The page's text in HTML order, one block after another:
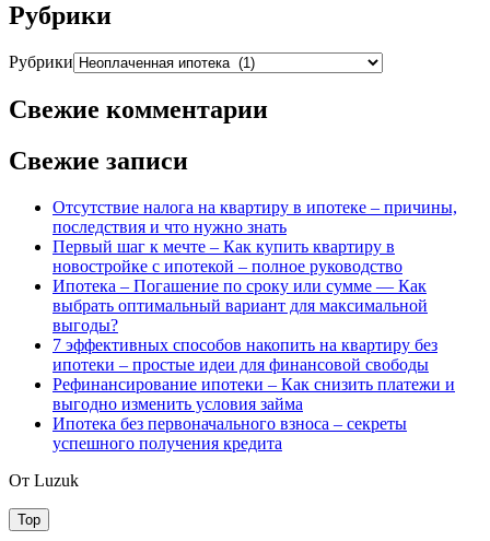
Рубрики
Рубрики
Свежие комментарии
Свежие записи
Отсутствие налога на квартиру в ипотеке – причины,
последствия и что нужно знать
Первый шаг к мечте – Как купить квартиру в
новостройке с ипотекой – полное руководство
Ипотека – Погашение по сроку или сумме — Как
выбрать оптимальный вариант для максимальной
выгоды?
7 эффективных способов накопить на квартиру без
ипотеки – простые идеи для финансовой свободы
Рефинансирование ипотеки – Как снизить платежи и
выгодно изменить условия займа
Ипотека без первоначального взноса – секреты
успешного получения кредита
От Luzuk
Top